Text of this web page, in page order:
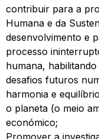
contribuir para a
Humana e da
desenvolvimento e
processo
humana,
desafios futuros
harmonia e
o planeta (o meio
económico;